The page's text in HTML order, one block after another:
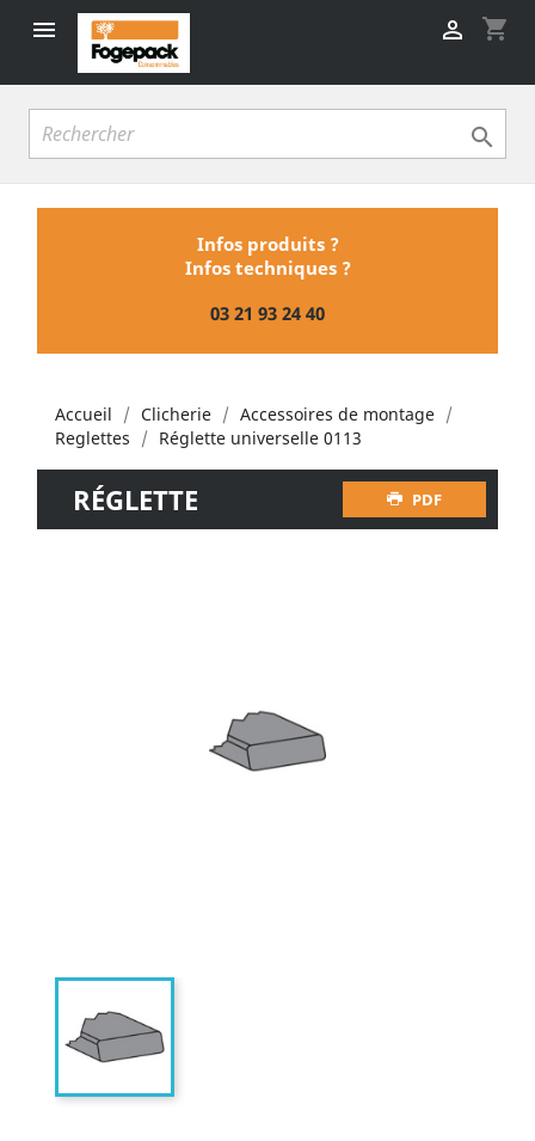
 shopping_cart


Infos produits ?
Infos techniques ?
03 21 93 24 40
Accueil Clicherie
Accessoires de montage
Reglettes
Réglette universelle 0113
RÉGLETTE
PDF